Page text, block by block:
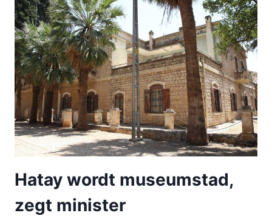
Hatay wordt museumstad,
zegt minister